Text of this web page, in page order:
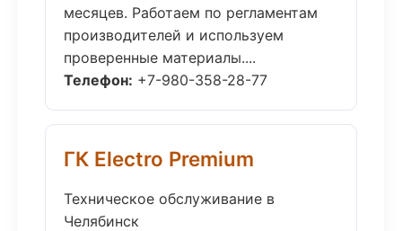
месяцев. Работаем по регламентам
производителей и используем
проверенные материалы....
Телефон: +7-980-358-28-77
ГК Electro Premium
Техническое обслуживание в
Челябинск